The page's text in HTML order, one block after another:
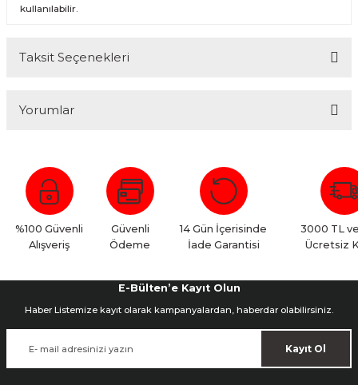
kullanılabilir.
Taksit Seçenekleri
Yorumlar
Bu ürüne ilk yorumu siz yapın!
Yorum Yaz
%100 Güvenli
Alışveriş
Güvenli
Ödeme
14 Gün İçerisinde
İade Garantisi
3000 TL
Ücretsiz
E-Bülten’e Kayıt Olun
Haber Listemize kayıt olarak kampanyalardan, haberdar olabilirsiniz.
Kayıt Ol